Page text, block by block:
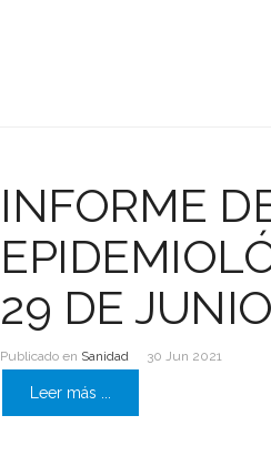
INFORME
29 DE
Publicado en Sanidad 30 Jun 2021
Leer más ...